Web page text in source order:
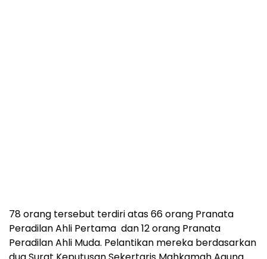
78 orang tersebut terdiri atas 66 orang Pranata
Peradilan Ahli Pertama dan 12 orang Pranata
Peradilan Ahli Muda. Pelantikan mereka berdasarkan